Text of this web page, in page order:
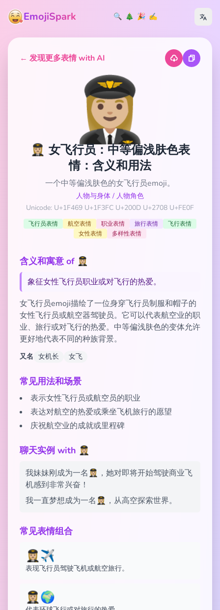
EmojiSpark 🔍 🎄 🎉 ✍️
← 发现更多表情 with AI
👩🏼‍✈️
👩🏼‍✈️ 女飞行员：中等偏浅肤色表
情：含义和用法
一个中等偏浅肤色的女飞行员emoji。
人物与身体 / 人物角色
Unicode: U+1F469 U+1F3FC U+200D U+2708 U+FE0F
飞行员表情 航空表情 职业表情 旅行表情
飞行表情
女性表情
多样性表情
含义和寓意 of 👩🏼‍✈️
象征女性飞行员职业或对飞行的热爱。
女飞行员emoji描绘了一位身穿飞行员制服和帽子的
女性飞行员或航空器驾驶员。它可以代表航空业的职
业、旅行或对飞行的热爱。中等偏浅肤色的变体允许
更好地代表不同的种族背景。
又名 女机长 女飞
常见用法和场景
表示女性飞行员或航空员的职业
表达对航空的热爱或乘坐飞机旅行的愿望
庆祝航空业的成就或里程碑
聊天实例 with 👩🏼‍✈️
我妹妹刚成为一名👩🏼‍✈️，她对即将开始驾驶商业飞
机感到非常兴奋！
我一直梦想成为一名👩🏼‍✈️，从高空探索世界。
常见表情组合
👩🏼‍✈️✈️
表现飞行员驾驶飞机或航空旅行。
👩🏼‍✈️🌍